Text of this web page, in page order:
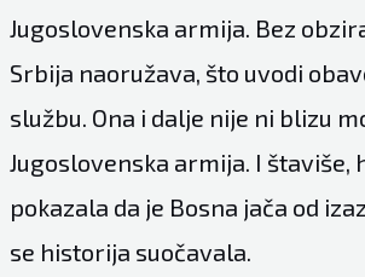
Jugoslovenska armija. Bez
Srbija naoružava, što uvodi
službu. Ona i dalje nije ni blizu
Jugoslovenska armija. I štaviše,
pokazala da je Bosna jača od
se historija suočavala.